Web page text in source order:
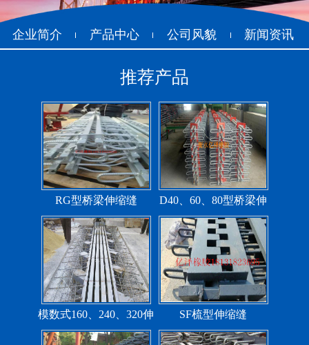
企业简介 产品中心 公司风貌 新闻资讯
推荐产品
F40、60、80型桥梁伸缩
缝
E40、60、80型桥梁伸缩
缝
RG型桥梁伸缩缝
D40、60、80型桥梁伸
缩缝
模数式160、240、320伸
缩缝
SF梳型伸缩缝